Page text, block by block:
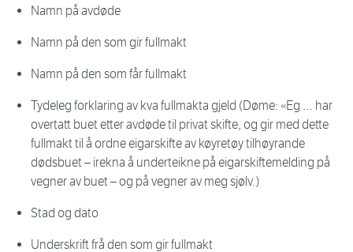
Namn på avdøde
Namn på den som gir fullmakt
Namn på den som får fullmakt
Tydeleg forklaring av kva fullmakta gjeld (Døme: «Eg … har
overtatt buet etter avdøde til privat skifte, og gir med dette
fullmakt til å ordne eigarskifte av køyretøy tilhøyrande
dødsbuet – irekna å underteikne på eigarskiftemelding på
vegner av buet – og på vegner av meg sjølv.)
Stad og dato
Underskrift frå den som gir fullmakt